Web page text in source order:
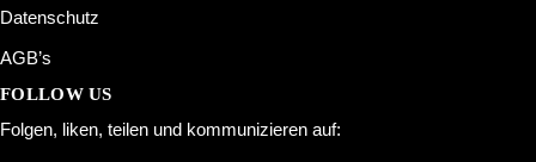
Datenschutz
AGB’s
FOLLOW US
Folgen, liken, teilen und kommunizieren auf: